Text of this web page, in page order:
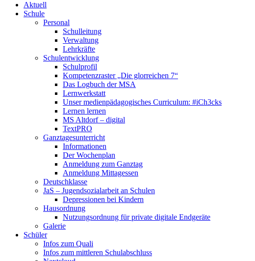
Aktuell
Schule
Personal
Schulleitung
Verwaltung
Lehrkräfte
Schulentwicklung
Schulprofil
Kompetenzraster „Die glorreichen 7“
Das Logbuch der MSA
Lernwerkstatt
Unser medienpädagogisches Curriculum: #iCh3cks
Lernen lernen
MS Altdorf – digital
TextPRO
Ganztagesunterricht
Informationen
Der Wochenplan
Anmeldung zum Ganztag
Anmeldung Mittagessen
Deutschklasse
JaS – Jugendsozialarbeit an Schulen
Depressionen bei Kindern
Hausordnung
Nutzungsordnung für private digitale Endgeräte
Galerie
Schüler
Infos zum Quali
Infos zum mittleren Schulabschluss